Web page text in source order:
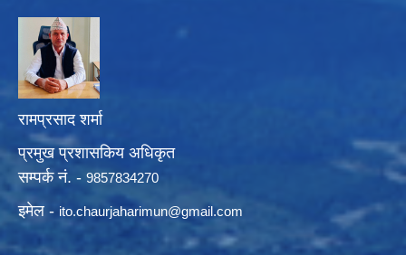
रामप्रसाद शर्मा
प्रमुख प्रशासकिय अधिकृत
सम्पर्क नं. - 9857834270
इमेल - ito.chaurjaharimun@gmail.com